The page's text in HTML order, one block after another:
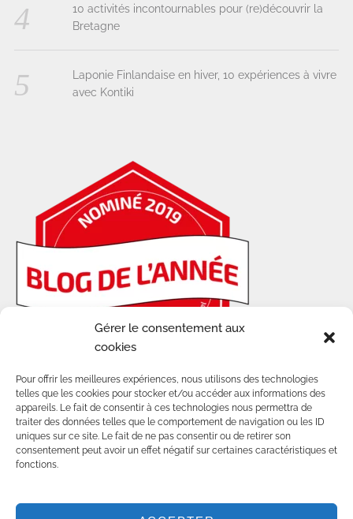
Gérer le consentement aux
cookies
Pour offrir les meilleures expériences, nous utilisons des technologies
telles que les cookies pour stocker et/ou accéder aux informations des
appareils. Le fait de consentir à ces technologies nous permettra de
traiter des données telles que le comportement de navigation ou les ID
uniques sur ce site. Le fait de ne pas consentir ou de retirer son
consentement peut avoir un effet négatif sur certaines caractéristiques et
fonctions.
10 activités incontournables pour (re)découvrir la
Bretagne
Laponie Finlandaise en hiver, 10 expériences à vivre
avec Kontiki
© 2014-2025 - TOUS DROITS RÉSERVÉS SUR
POUR TOUTE UTILISATION D'IMAGES, MERCI DE
NOUS CONTACTER : COMMUNITY@AWWWAY.CH